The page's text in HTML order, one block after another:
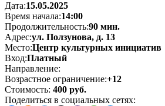
Дата:15.05.2025
Время начала:14:00
Продолжительность:90 мин.
Адрес:ул. Ползунова, д. 13
Место:Центр культурных инициатив
Вход:Платный
Направление:
Возрастное ограничение:+12
Стоимость: 400 руб.
Поделиться в социальных сетях: